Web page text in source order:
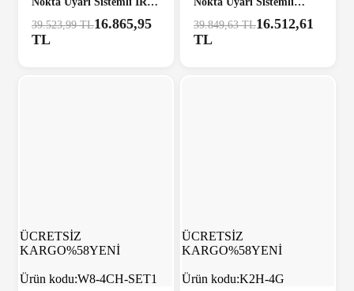
Led Kameralı Profesyonel
Araç Kamera Seti
39.523,99 TL16.865,95
TL
Profesyonel Araç Kamera
Seti
39.849,63 TL16.512,61
TL
ÜCRETSİZ
KARGO%58YENİ
Ürün kodu:W8-4CH-SET1
ÜCRETSİZ
KARGO%58YENİ
Ürün kodu:K2H-4G